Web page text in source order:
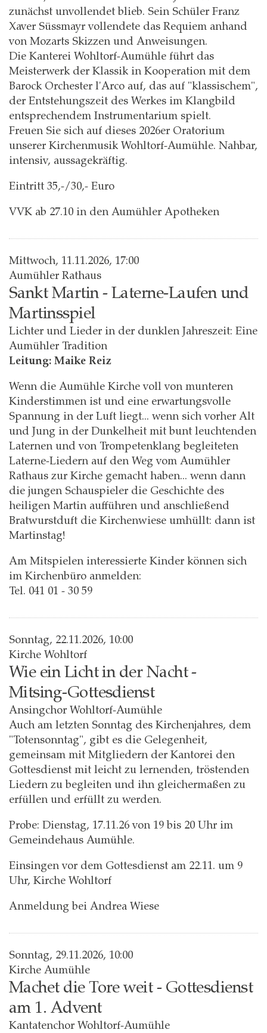
zunächst unvollendet blieb. Sein Schüler Franz
Xaver Süssmayr vollendete das Requiem anhand
von Mozarts Skizzen und Anweisungen.
Die Kanterei Wohltorf-Aumühle führt das
Meisterwerk der Klassik in Kooperation mit dem
Barock Orchester l'Arco auf, das auf "klassischem",
der Entstehungszeit des Werkes im Klangbild
entsprechendem Instrumentarium spielt.
Freuen Sie sich auf dieses 2026er Oratorium
unserer Kirchenmusik Wohltorf-Aumühle. Nahbar,
intensiv, aussagekräftig.
Eintritt 35,-/30,- Euro
VVK ab 27.10 in den Aumühler Apotheken
Mittwoch, 11.11.2026, 17:00
Aumühler Rathaus
Sankt Martin - Laterne-Laufen und
Martinsspiel
Lichter und Lieder in der dunklen Jahreszeit: Eine
Aumühler Tradition
Leitung: Maike Reiz
Wenn die Aumühle Kirche voll von munteren
Kinderstimmen ist und eine erwartungsvolle
Spannung in der Luft liegt... wenn sich vorher Alt
und Jung in der Dunkelheit mit bunt leuchtenden
Laternen und von Trompetenklang begleiteten
Laterne-Liedern auf den Weg vom Aumühler
Rathaus zur Kirche gemacht haben... wenn dann
die jungen Schauspieler die Geschichte des
heiligen Martin aufführen und anschließend
Bratwurstduft die Kirchenwiese umhüllt: dann ist
Martinstag!
Am Mitspielen interessierte Kinder können sich
im Kirchenbüro anmelden:
Tel. 041 01 - 30 59
Sonntag, 22.11.2026, 10:00
Kirche Wohltorf
Wie ein Licht in der Nacht -
Mitsing-Gottesdienst
Ansingchor Wohltorf-Aumühle
Auch am letzten Sonntag des Kirchenjahres, dem
"Totensonntag", gibt es die Gelegenheit,
gemeinsam mit Mitgliedern der Kantorei den
Gottesdienst mit leicht zu lernenden, tröstenden
Liedern zu begleiten und ihn gleichermaßen zu
erfüllen und erfüllt zu werden.
Probe: Dienstag, 17.11.26 von 19 bis 20 Uhr im
Gemeindehaus Aumühle.
Einsingen vor dem Gottesdienst am 22.11. um 9
Uhr, Kirche Wohltorf
Anmeldung bei Andrea Wiese
Sonntag, 29.11.2026, 10:00
Kirche Aumühle
Machet die Tore weit - Gottesdienst
am 1. Advent
Kantatenchor Wohltorf-Aumühle